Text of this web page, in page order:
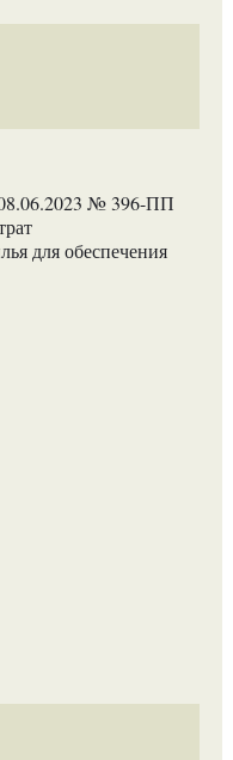
08.06.2023 № 396-ПП
для обеспечения